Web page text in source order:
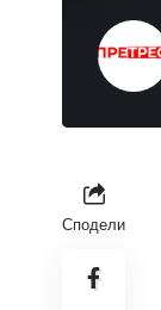
Сподели